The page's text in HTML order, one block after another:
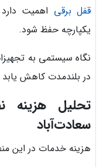
قفل برقی اهمیت
یکپارچه حفظ شود.
نگاه سیستمی به
در بلندمدت کاهش
تحلیل هزینه
سعادت‌آباد
هزینه خدمات در این